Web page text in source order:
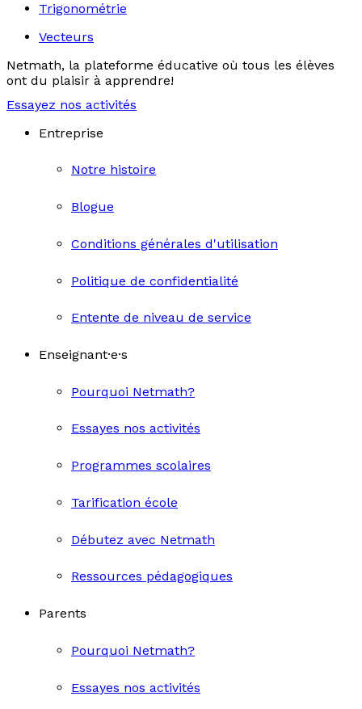
Trigonométrie
Vecteurs
Netmath, la plateforme éducative où tous les élèves
ont du plaisir à apprendre!
Essayez nos activités
Entreprise
Notre histoire
Blogue
Conditions générales d'utilisation
Politique de confidentialité
Entente de niveau de service
Enseignant·e·s
Pourquoi Netmath?
Essayes nos activités
Programmes scolaires
Tarification école
Débutez avec Netmath
Ressources pédagogiques
Parents
Pourquoi Netmath?
Essayes nos activités